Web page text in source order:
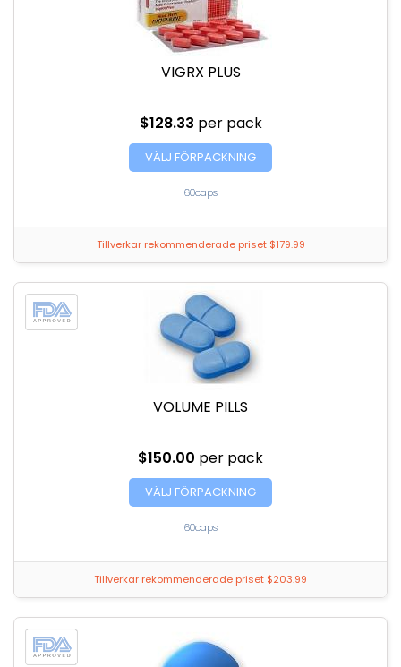
VIGRX PLUS
$128.33 per pack
VÄLJ FÖRPACKNING
60caps
Tillverkar rekommenderade priset $179.99
VOLUME PILLS
$150.00 per pack
VÄLJ FÖRPACKNING
60caps
Tillverkar rekommenderade priset $203.99